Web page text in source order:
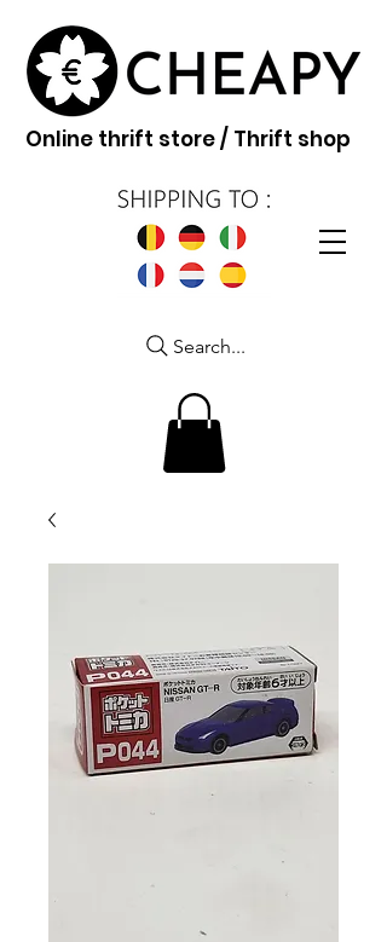
Online thrift store / Thrift shop
Search...